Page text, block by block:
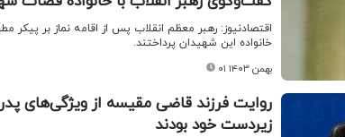
اقتصادنیوز: رهبر معظم انقلاب پس از اقامه نماز بر پیکر
خانواده این شهیدان پرداختند.
۰۱ بهمن ۱۴۰۳
روایت فرزند قاضی مقیسه از ویژگی‌های
زیردست خود بودند